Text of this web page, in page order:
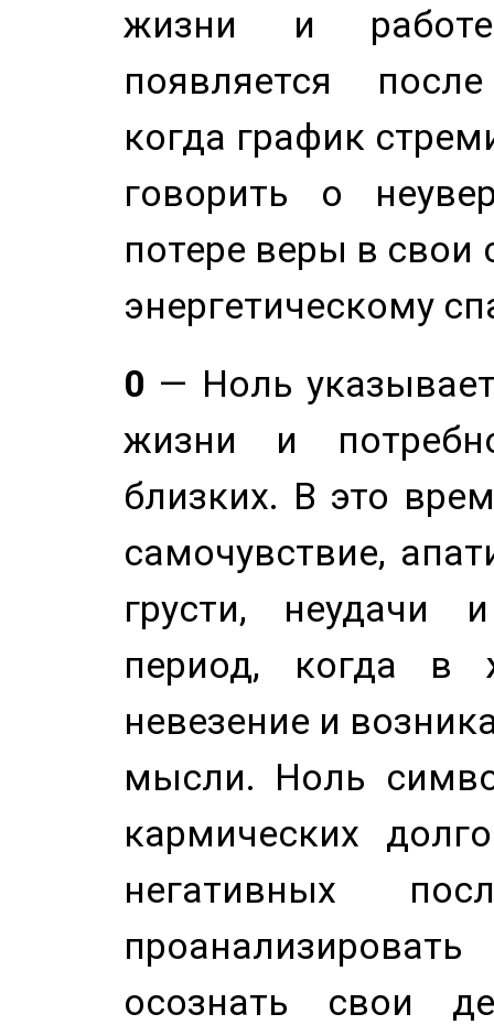
жизни и
появляется
когда график
говорить о
потере веры в свои
энергетическому
0 — Ноль
жизни и
близких. В это
самочувствие,
грусти, неудачи
период, когда в
невезение и
мысли. Ноль
кармических
негативных
осознать свои